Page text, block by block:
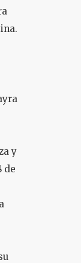
y
de